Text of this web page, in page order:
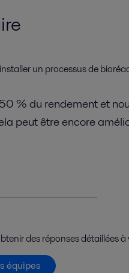
un processus de
% du rendement et
peut être encore
des réponses détaillées à
équipes